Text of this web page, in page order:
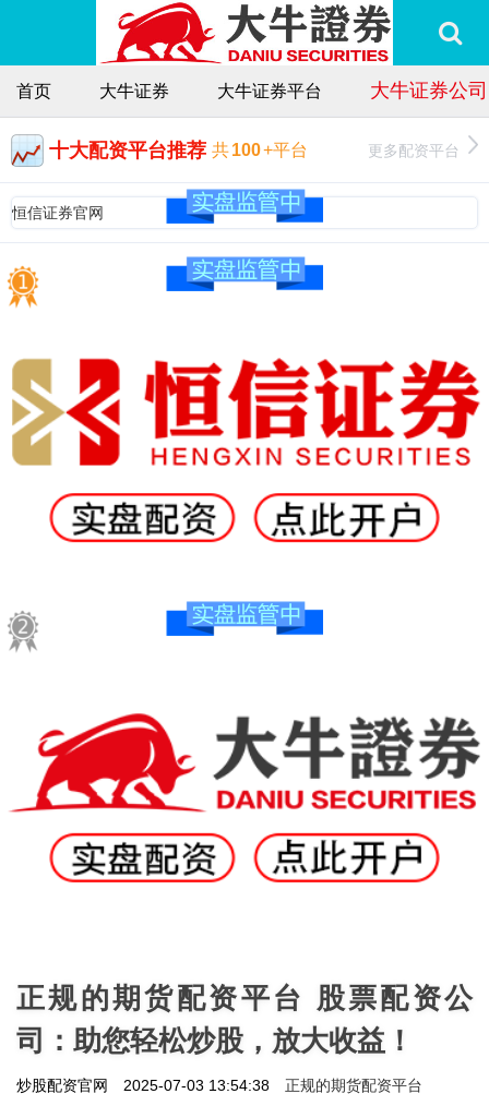
首页 大牛证券 大牛证券平台 大牛证券公司
十大配资平台推荐 共100+平台 更多配资平台
恒信证券官网
正规的期货配资平台 股票配资公
司：助您轻松炒股，放大收益！
炒股配资官网 2025-07-03 13:54:38 正规的期货配资平台